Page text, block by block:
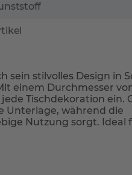
sein stilvolles Design in
einem Durchmesser
Tischdekoration ein.
Unterlage, während die
Nutzung sorgt. Ideal